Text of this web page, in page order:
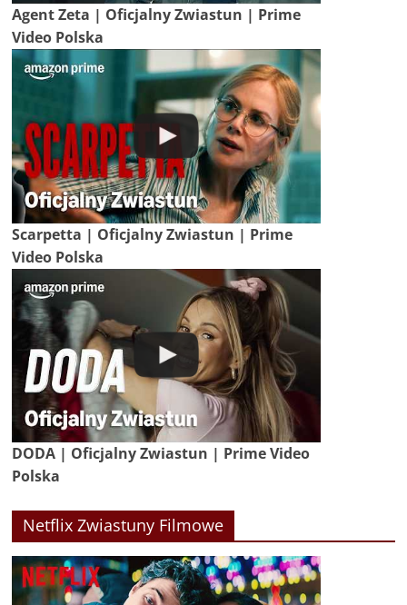
Agent Zeta | Oficjalny Zwiastun | Prime
Video Polska
Scarpetta | Oficjalny Zwiastun | Prime
Video Polska
DODA | Oficjalny Zwiastun | Prime Video
Polska
Netflix Zwiastuny Filmowe